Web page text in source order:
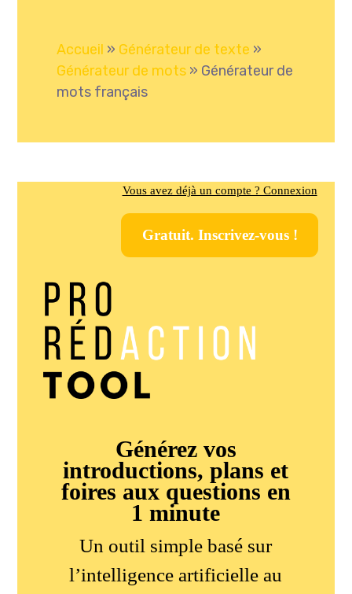
Accueil » Générateur de texte »
Générateur de mots » Générateur de
mots français
Vous avez déjà un compte ? Connexion
Gratuit. Inscrivez-vous !
Générez vos
introductions, plans et
foires aux questions en
1 minute
Un outil simple basé sur
l’intelligence artificielle au